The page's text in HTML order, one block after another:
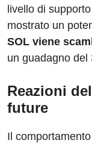
livello di
mostrato un
SOL viene
un guadagno del
Reazioni
future
Il